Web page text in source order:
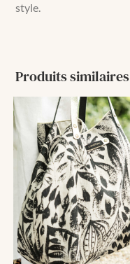
style.
Produits similaires